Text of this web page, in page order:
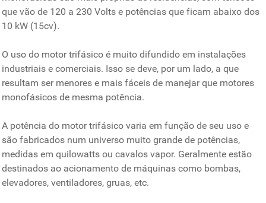
que vão de 120 a 230 Volts e potências que ficam abaixo dos
10 kW (15cv).
O uso do motor trifásico é muito difundido em instalações
industriais e comerciais. Isso se deve, por um lado, a que
resultam ser menores e mais fáceis de manejar que motores
monofásicos de mesma potência.
A potência do motor trifásico varia em função de seu uso e
são fabricados num universo muito grande de potências,
medidas em quilowatts ou cavalos vapor. Geralmente estão
destinados ao acionamento de máquinas como bombas,
elevadores, ventiladores, gruas, etc.